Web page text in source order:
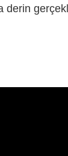
derin